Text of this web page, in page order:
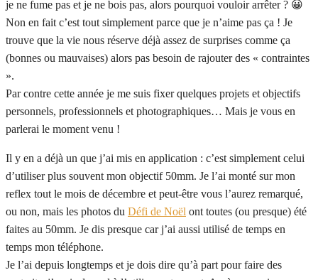
je ne fume pas et je ne bois pas, alors pourquoi vouloir arrêter ? 😀
Non en fait c’est tout simplement parce que je n’aime pas ça ! Je
trouve que la vie nous réserve déjà assez de surprises comme ça
(bonnes ou mauvaises) alors pas besoin de rajouter des « contraintes
».
Par contre cette année je me suis fixer quelques projets et objectifs
personnels, professionnels et photographiques… Mais je vous en
parlerai le moment venu !
Il y en a déjà un que j’ai mis en application : c’est simplement celui
d’utiliser plus souvent mon objectif 50mm. Je l’ai monté sur mon
reflex tout le mois de décembre et peut-être vous l’aurez remarqué,
ou non, mais les photos du Défi de Noël ont toutes (ou presque) été
faites au 50mm. Je dis presque car j’ai aussi utilisé de temps en
temps mon téléphone.
Je l’ai depuis longtemps et je dois dire qu’à part pour faire des